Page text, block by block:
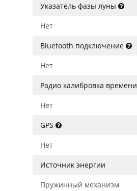
Указатель фазы луны
Нет
Bluetooth подключение
Нет
Радио калибровка времени
Нет
GPS
Нет
Источник энергии
Пружинный механизм